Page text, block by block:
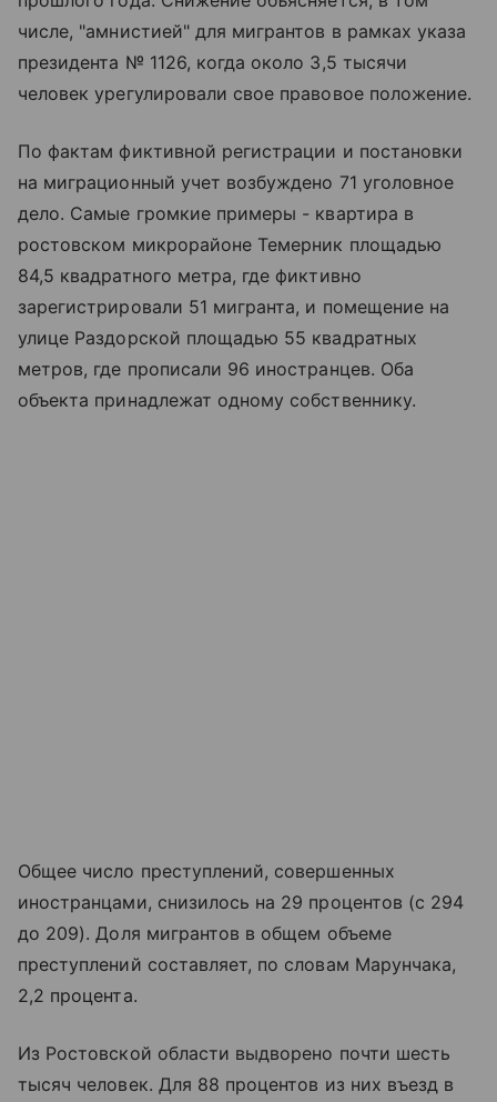
числе, "амнистией" для мигрантов в рамках указа
президента № 1126, когда около 3,5 тысячи
человек урегулировали свое правовое положение.
По фактам фиктивной регистрации и постановки
на миграционный учет возбуждено 71 уголовное
дело. Самые громкие примеры - квартира в
ростовском микрорайоне Темерник площадью
84,5 квадратного метра, где фиктивно
зарегистрировали 51 мигранта, и помещение на
улице Раздорской площадью 55 квадратных
метров, где прописали 96 иностранцев. Оба
объекта принадлежат одному собственнику.
Общее число преступлений, совершенных
иностранцами, снизилось на 29 процентов (с 294
до 209). Доля мигрантов в общем объеме
преступлений составляет, по словам Марунчака,
2,2 процента.
Из Ростовской области выдворено почти шесть
тысяч человек. Для 88 процентов из них въезд в